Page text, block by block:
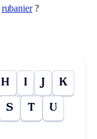
rubanier?
H I J K
S T U